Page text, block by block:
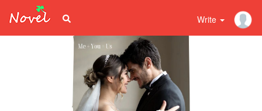
Write